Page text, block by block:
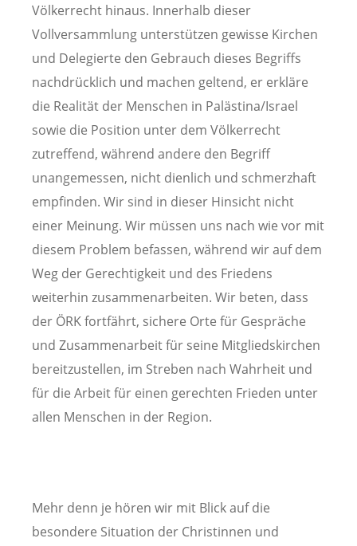
Völkerrecht hinaus. Innerhalb dieser
Vollversammlung unterstützen gewisse Kirchen
und Delegierte den Gebrauch dieses Begriffs
nachdrücklich und machen geltend, er erkläre
die Realität der Menschen in Palästina/Israel
sowie die Position unter dem Völkerrecht
zutreffend, während andere den Begriff
unangemessen, nicht dienlich und schmerzhaft
empfinden. Wir sind in dieser Hinsicht nicht
einer Meinung. Wir müssen uns nach wie vor mit
diesem Problem befassen, während wir auf dem
Weg der Gerechtigkeit und des Friedens
weiterhin zusammenarbeiten. Wir beten, dass
der ÖRK fortfährt, sichere Orte für Gespräche
und Zusammenarbeit für seine Mitgliedskirchen
bereitzustellen, im Streben nach Wahrheit und
für die Arbeit für einen gerechten Frieden unter
allen Menschen in der Region.
Mehr denn je hören wir mit Blick auf die
besondere Situation der Christinnen und